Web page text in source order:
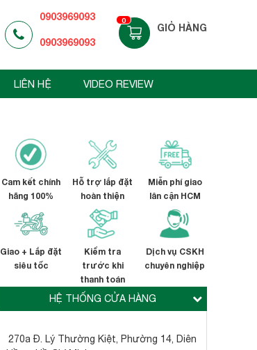
0903969093
0903969093
0
GIỎ HÀNG
LIÊN HỆ VIDEO REVIEW
Cam kết chính
hãng 100%
Hỗ trợ lắp đặt
hoàn thiện
Miễn phí giao
lân cận HCM
Giao + Lắp đặt
siêu tốc
Kiểm tra
trước khi
thanh toán
Dịch vụ CSKH
chuyên nghiệp
HỆ THỐNG CỬA HÀNG
270a Đ. Lý Thường Kiệt, Phường 14, Diên